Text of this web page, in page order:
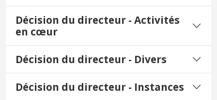
Décision du directeur - Activités
en cœur
Décision du directeur - Divers
Décision du directeur - Instances